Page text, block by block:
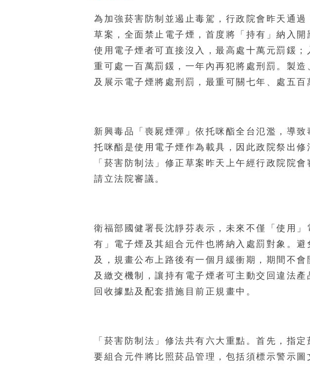
為加強菸害防制並遏止毒駕，行政院會昨天通過
草案，全面禁止電子煙，首度將「持有」納入開
使用電子煙者可直接沒入，最高處十萬元罰鍰；
重可處一百萬罰鍰，一年內再犯將處刑罰。製造
及展示電子煙將處刑罰，最重可關七年、處五百
新興毒品「喪屍煙彈」依托咪酯全台氾濫，導致
托咪酯是使用電子煙作為載具，因此政院祭出修
「菸害防制法」修正草案昨天上午經行政院院
請立法院審議。
衛福部國健署長沈靜芬表示，未來不僅「使用」
有」電子煙及其組合元件也將納入處罰對象。避
及，規畫公布上路後有一個月緩衝期，期間不會
及繳交機制，讓持有電子煙者可主動交回違法產
回收據點及配套措施目前正規畫中。
「菸害防制法」修法共有六大重點。首先，指
要組合元件將比照菸品管理，包括須標示警示圖